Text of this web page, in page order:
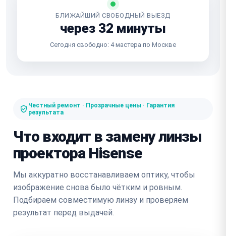
БЛИЖАЙШИЙ СВОБОДНЫЙ ВЫЕЗД
через 32 минуты
Сегодня свободно: 4 мастера по Москве
Честный ремонт · Прозрачные цены · Гарантия
результата
Что входит в замену линзы
проектора Hisense
Мы аккуратно восстанавливаем оптику, чтобы
изображение снова было чётким и ровным.
Подбираем совместимую линзу и проверяем
результат перед выдачей.